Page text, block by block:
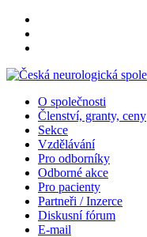
O společnosti
Členství, granty, ceny
Sekce
Vzdělávání
Pro odborníky
Odborné akce
Pro pacienty
Partneři / Inzerce
Diskusní fórum
E-mail